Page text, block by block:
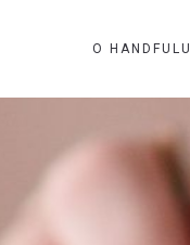
O HANDFULU